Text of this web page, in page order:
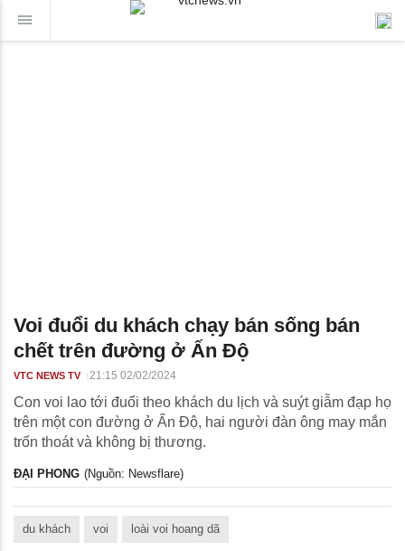
Voi đuổi du khách chạy bán sống bán
chết trên đường ở Ấn Độ
VTC NEWS TV 21:15 02/02/2024
Con voi lao tới đuổi theo khách du lịch và suýt giẫm đạp họ
trên một con đường ở Ấn Độ, hai người đàn ông may mắn
trốn thoát và không bị thương.
ĐẠI PHONG (Nguồn: Newsflare)
du khách voi loài voi hoang dã